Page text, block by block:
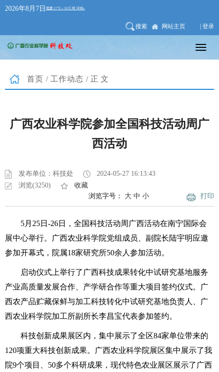
2026年8月7日
搜索 网站主页 | 登录
首页 / 工作动态 /正文
广西农业科学院参加全国科技活动周广
西活动
发布单位：科技处
2024-05-27 16:13:43
浏览(3250)
收藏
打印
浏览字号： 大 中 小
5月25日-26日，全国科技活动周广西活动在南宁国际会
展中心举行。广西农业科学院党组成员、副院长陆宇明应邀
参加开幕式，院属18家研究所50余人参加活动。
启动仪式上举行了广西科技成果转化中试研究基地服务
产业高质量发展合作、产学研合作等重大项目签约仪式。广
西农产品贮藏保鲜与加工科技转化中试研究基地负责人、广
西农业科学院加工所副所长李昌宝代表参加签约。
科技创新成果展区内，集中展示了全区84家单位带来的
120项重大科技创新成果。广西农业科学院展区集中展示了我
院9个项目、50多个科研成果，现代特色农业展区展示了广西